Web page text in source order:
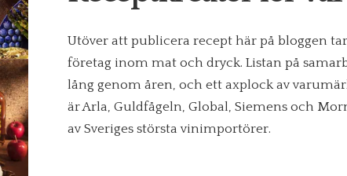
Utöver att publicera recept här på bloggen
företag inom mat och dryck. Listan på
lång genom åren, och ett axplock av
är Arla, Guldfågeln, Global, Siemens och
av Sveriges största vinimportörer.